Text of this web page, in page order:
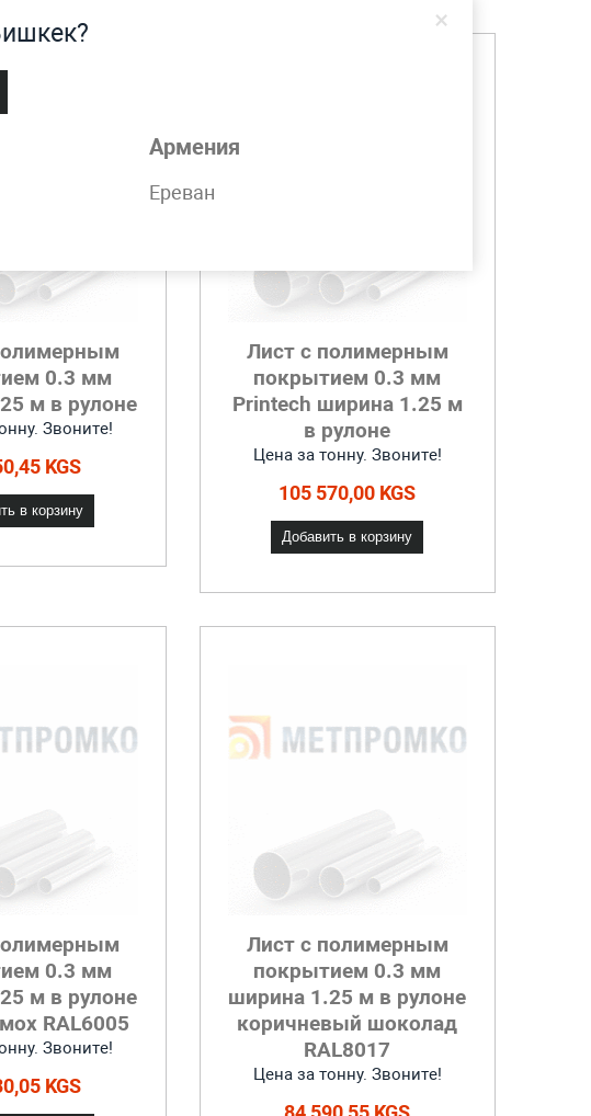
×
Армения
Ереван
0.3 мм
м в рулоне
Звоните!
KGS
в корзину
Лист с полимерным
покрытием 0.3 мм
Printech ширина 1.25 м
в рулоне
Цена за тонну. Звоните!
105 570,00 KGS
Добавить в корзину
0.3 мм
м в рулоне
RAL6005
Звоните!
KGS
Лист с полимерным
покрытием 0.3 мм
ширина 1.25 м в рулоне
коричневый шоколад
RAL8017
Цена за тонну. Звоните!